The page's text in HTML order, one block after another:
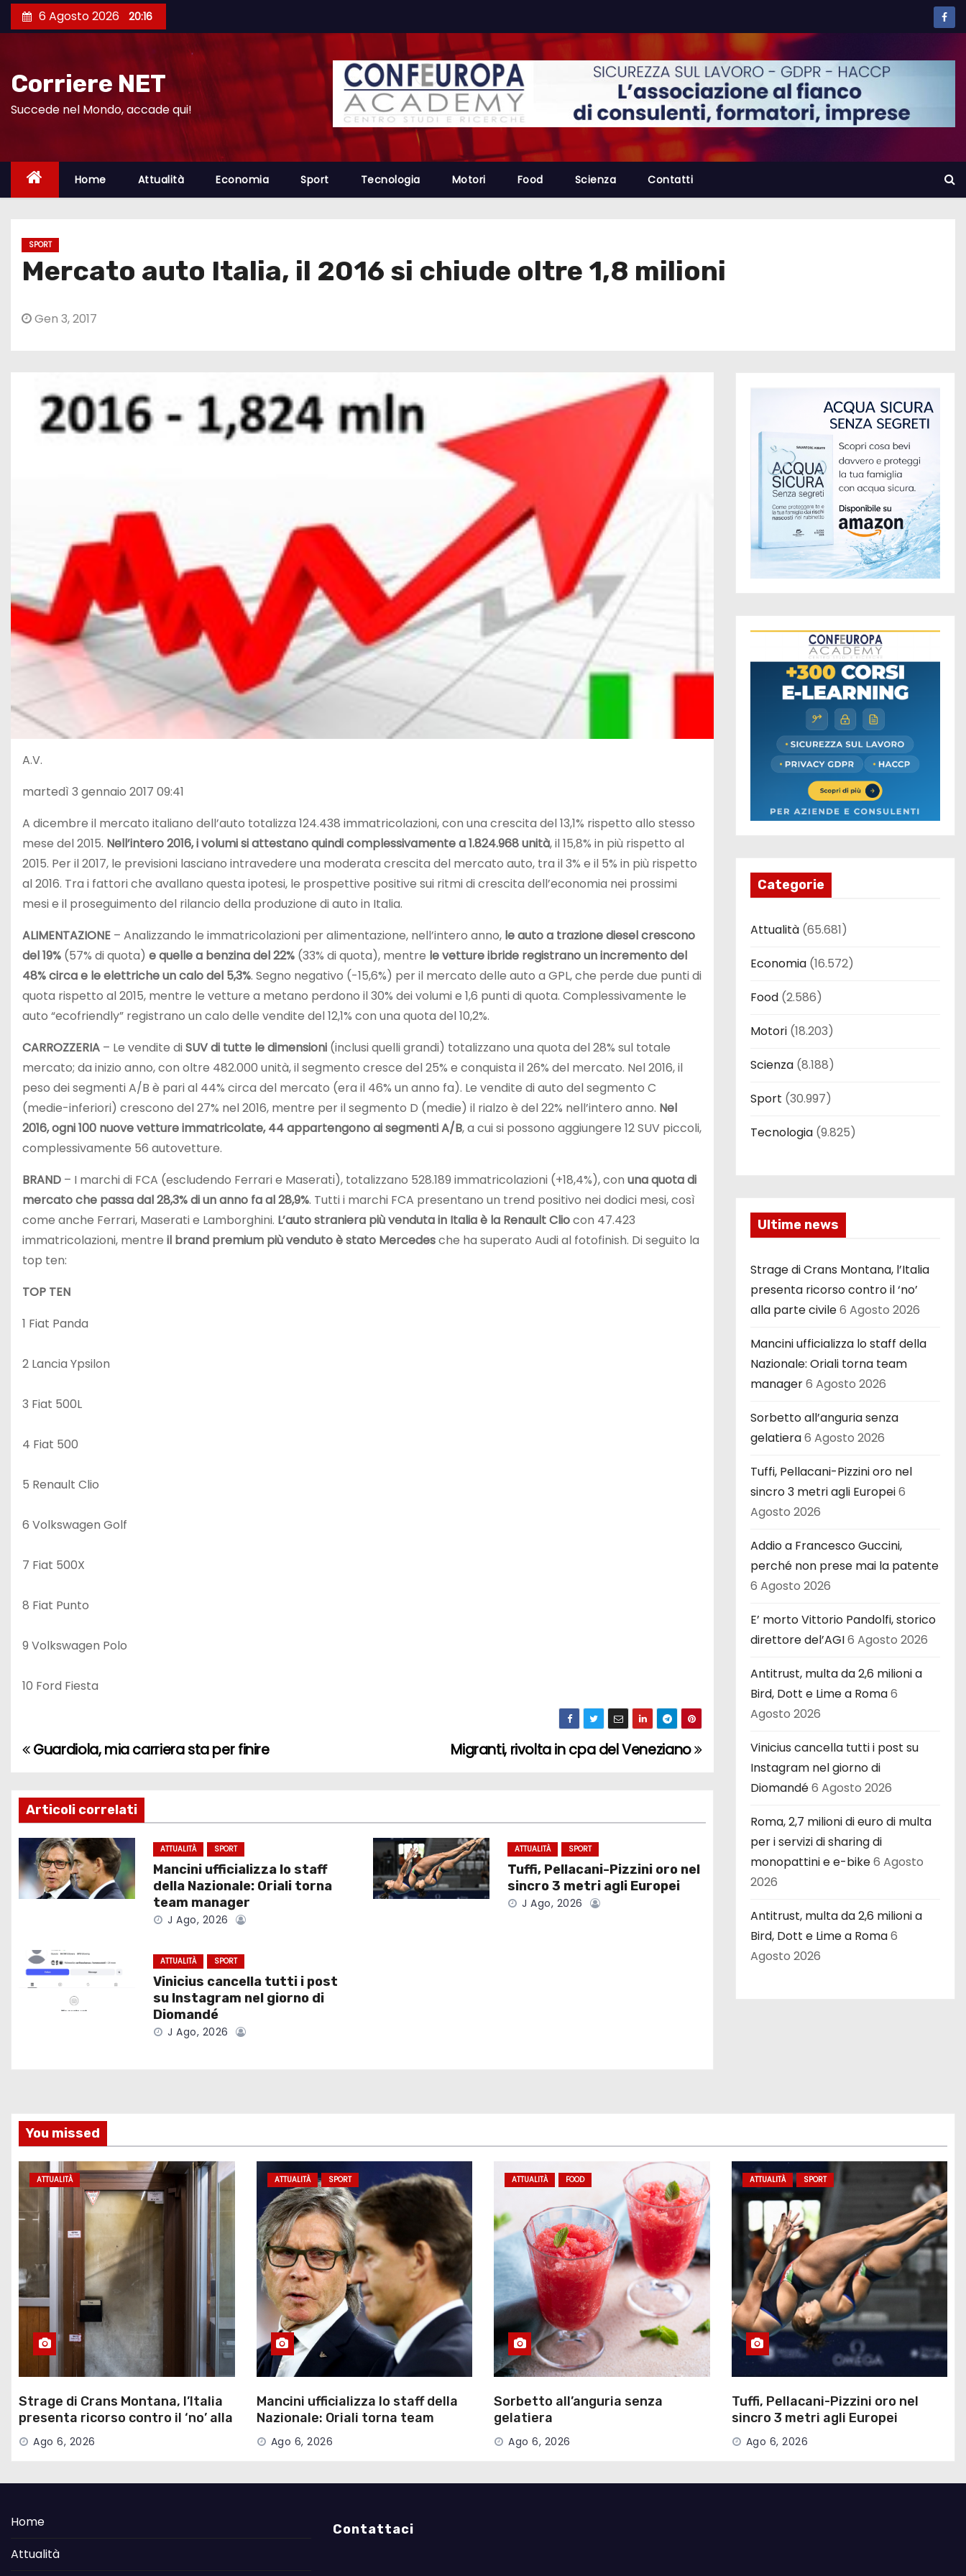
a
6 Agosto 2026 20:16
Corriere NET
Succede nel Mondo, accade qui!
Home Attualità Economia Sport Tecnologia Motori Food Scienza Contatti
SPORT
Mercato auto Italia, il 2016 si chiude oltre 1,8 milioni
Gen 3, 2017
A.V.
martedì 3 gennaio 2017 09:41
A dicembre il mercato italiano dell’auto totalizza 124.438 immatricolazioni, con una crescita del 13,1% rispetto allo stesso
mese del 2015. Nell’intero 2016, i volumi si attestano quindi complessivamente a 1.824.968 unità, il 15,8% in più rispetto al
2015. Per il 2017, le previsioni lasciano intravedere una moderata crescita del mercato auto, tra il 3% e il 5% in più rispetto
al 2016. Tra i fattori che avallano questa ipotesi, le prospettive positive sui ritmi di crescita dell’economia nei prossimi
mesi e il proseguimento del rilancio della produzione di auto in Italia.
ALIMENTAZIONE – Analizzando le immatricolazioni per alimentazione, nell’intero anno, le auto a trazione diesel crescono
del 19% (57% di quota) e quelle a benzina del 22% (33% di quota), mentre le vetture ibride registrano un incremento del
48% circa e le elettriche un calo del 5,3%. Segno negativo (-15,6%) per il mercato delle auto a GPL, che perde due punti di
quota rispetto al 2015, mentre le vetture a metano perdono il 30% dei volumi e 1,6 punti di quota. Complessivamente le
auto “ecofriendly” registrano un calo delle vendite del 12,1% con una quota del 10,2%.
CARROZZERIA – Le vendite diSUV di tutte le dimensioni (inclusi quelli grandi) totalizzano una quota del 28% sul totale
mercato; da inizio anno, con oltre 482.000 unità, il segmento cresce del 25% e conquista il 26% del mercato. Nel 2016, il
peso dei segmenti A/B è pari al 44% circa del mercato (era il 46% un anno fa). Le vendite di auto del segmento C
(medie-inferiori) crescono del 27% nel 2016, mentre per il segmento D (medie) il rialzo è del 22% nell’intero anno. Nel
2016, ogni 100 nuove vetture immatricolate, 44 appartengono ai segmenti A/B, a cui si possono aggiungere 12 SUV piccoli,
complessivamente 56 autovetture.
BRAND – I marchi di FCA (escludendo Ferrari e Maserati), totalizzano 528.189 immatricolazioni (+18,4%), con una quota di
mercato che passa dal 28,3% di un anno fa al 28,9%. Tutti i marchi FCA presentano un trend positivo nei dodici mesi, così
come anche Ferrari, Maserati e Lamborghini. L’auto straniera più venduta in Italia è la Renault Cliocon 47.423
immatricolazioni, mentre il brand premium più venduto è stato Mercedesche ha superato Audi al fotofinish. Di seguito la
top ten:
TOP TEN
1 Fiat Panda
2 Lancia Ypsilon
3 Fiat 500L
4 Fiat 500
5 Renault Clio
6 Volkswagen Golf
7 Fiat 500X
8 Fiat Punto
9 Volkswagen Polo
10 Ford Fiesta
N
v
i
g
a
i
o
r
t
i
c
l
i
Migranti, rivolta in cpa del Veneziano
Guardiola, mia carriera sta per finire
Articoli correlati
ATTUALITÀ SPORT
Mancini ufficializza lo staff
della Nazionale: Oriali torna
team manager
J Ago, 2026
ATTUALITÀ SPORT
Tuffi, Pellacani-Pizzini oro nel
sincro 3 metri agli Europei
J Ago, 2026
ATTUALITÀ SPORT
Vinicius cancella tutti i post
su Instagram nel giorno di
Diomandé
J Ago, 2026
Categorie
Attualità (65.681)
Economia (16.572)
Food (2.586)
Motori (18.203)
Scienza (8.188)
Sport (30.997)
Tecnologia (9.825)
Ultime news
Strage di Crans Montana, l’Italia
presenta ricorso contro il ‘no’
alla parte civile6 Agosto 2026
Mancini ufficializza lo staff della
Nazionale: Oriali torna team
manager6 Agosto 2026
Sorbetto all’anguria senza
gelatiera6 Agosto 2026
Tuffi, Pellacani-Pizzini oro nel
sincro 3 metri agli Europei6
Agosto 2026
Addio a Francesco Guccini,
perché non prese mai la patente
6 Agosto 2026
E’ morto Vittorio Pandolfi, storico
direttore del’AGI6 Agosto 2026
Antitrust, multa da 2,6 milioni a
Bird, Dott e Lime a Roma6
Agosto 2026
Vinicius cancella tutti i post su
Instagram nel giorno di
Diomandé6 Agosto 2026
Roma, 2,7 milioni di euro di multa
per i servizi di sharing di
monopattini e e-bike6 Agosto
2026
Antitrust, multa da 2,6 milioni a
Bird, Dott e Lime a Roma6
Agosto 2026
You missed
ATTUALITÀ
Strage di Crans Montana, l’Italia
presenta ricorso contro il ‘no’ alla
parte civile
Ago 6, 2026
ATTUALITÀ SPORT
Mancini ufficializza lo staff della
Nazionale: Oriali torna team
manager
Ago 6, 2026
ATTUALITÀ FOOD
Sorbetto all’anguria senza
gelatiera
Ago 6, 2026
ATTUALITÀ SPORT
Tuffi, Pellacani-Pizzini oro nel
sincro 3 metri agli Europei
Ago 6, 2026
Home
Attualità
Contattaci